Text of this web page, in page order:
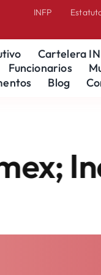
INFP
Cartelera
Funcionarios
Blog